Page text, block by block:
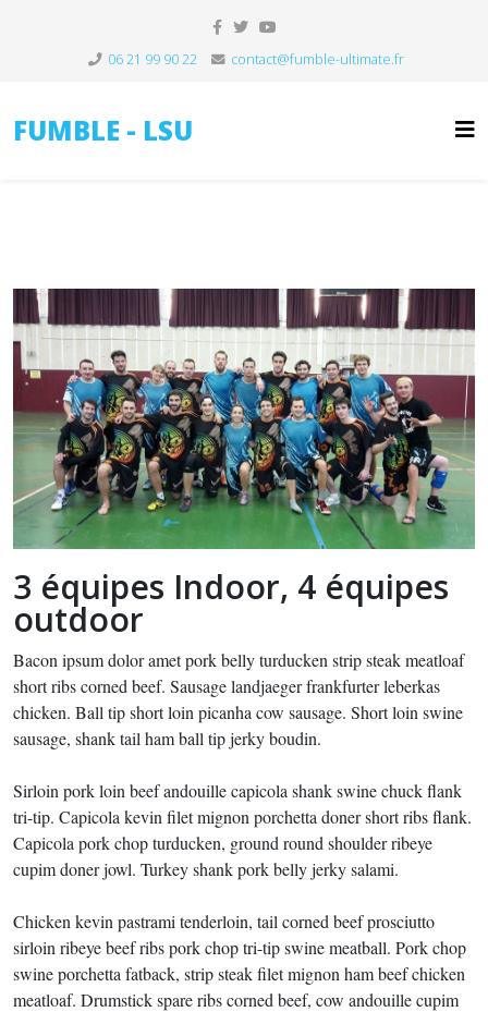
06 21 99 90 22 contact@fumble-ultimate.fr
FUMBLE - LSU
3 équipes Indoor, 4 équipes
outdoor
Bacon ipsum dolor amet pork belly turducken strip steak meatloaf
short ribs corned beef. Sausage landjaeger frankfurter leberkas
chicken. Ball tip short loin picanha cow sausage. Short loin swine
sausage, shank tail ham ball tip jerky boudin.
Sirloin pork loin beef andouille capicola shank swine chuck flank
tri-tip. Capicola kevin filet mignon porchetta doner short ribs flank.
Capicola pork chop turducken, ground round shoulder ribeye
cupim doner jowl. Turkey shank pork belly jerky salami.
Chicken kevin pastrami tenderloin, tail corned beef prosciutto
sirloin ribeye beef ribs pork chop tri-tip swine meatball. Pork chop
swine porchetta fatback, strip steak filet mignon ham beef chicken
meatloaf. Drumstick spare ribs corned beef, cow andouille cupim